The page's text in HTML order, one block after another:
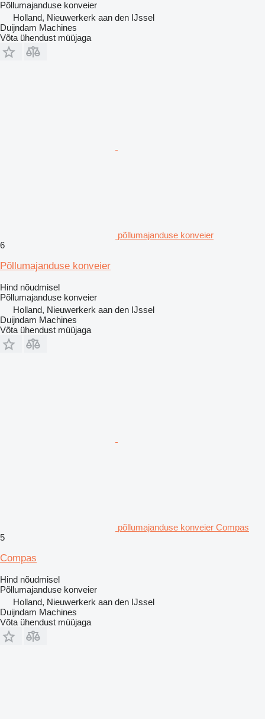
Põllumajanduse konveier
Holland, Nieuwerkerk aan den IJssel
Duijndam Machines
Võta ühendust müüjaga
põllumajanduse konveier
6
Põllumajanduse konveier
Hind nõudmisel
Põllumajanduse konveier
Holland, Nieuwerkerk aan den IJssel
Duijndam Machines
Võta ühendust müüjaga
põllumajanduse konveier Compas
5
Compas
Hind nõudmisel
Põllumajanduse konveier
Holland, Nieuwerkerk aan den IJssel
Duijndam Machines
Võta ühendust müüjaga